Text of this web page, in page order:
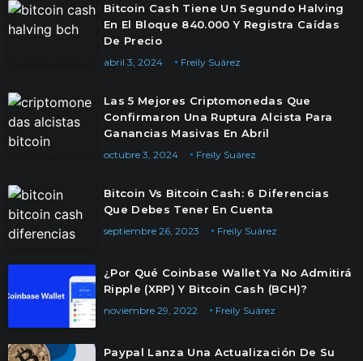
Bitcoin Cash Tiene Un Segundo Halving
En El Bloque 840.000 Y Registra Caídas
De Precio
Freily Suárez
abril 3, 2024
Las 5 Mejores Criptomonedas Que
Confirmaron Una Ruptura Alcista Para
Ganancias Masivas En Abril
Freily Suárez
octubre 3, 2024
Bitcoin Vs Bitcoin Cash: 6 Diferencias
Que Debes Tener En Cuenta
Freily Suárez
septiembre 26, 2023
¿Por Qué Coinbase Wallet Ya No Admitirá
Ripple (XRP) Y Bitcoin Cash (BCH)?
Freily Suárez
noviembre 29, 2022
Paypal Lanza Una Actualización De Su